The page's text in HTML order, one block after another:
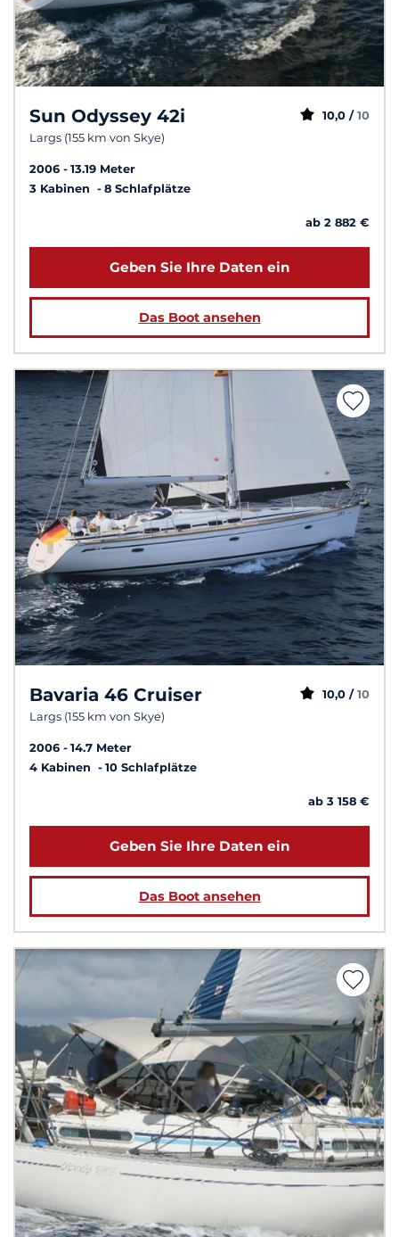
Sun Odyssey 42i
Largs (155 km von Skye)
10,0 / 10
2006
13.19 Meter
3 Kabinen
8 Schlafplätze
ab 2 882 €
Geben Sie Ihre Daten ein
Das Boot ansehen
Bavaria 46 Cruiser
Largs (155 km von Skye)
10,0 / 10
2006
14.7 Meter
4 Kabinen
10 Schlafplätze
ab 3 158 €
Geben Sie Ihre Daten ein
Das Boot ansehen